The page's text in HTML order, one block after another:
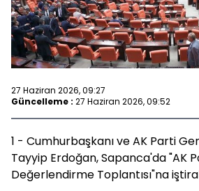
27 Haziran 2026, 09:27
Güncelleme : 27 Haziran 2026, 09:52
1 - Cumhurbaşkanı ve AK Parti
Tayyip Erdoğan, Sapanca'da "AK
Değerlendirme Toplantısı"na